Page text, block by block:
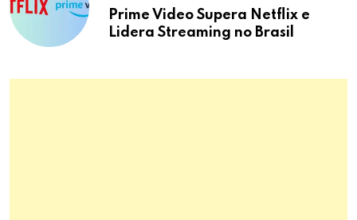
Prime Video Supera Netflix e
Lidera Streaming no Brasil